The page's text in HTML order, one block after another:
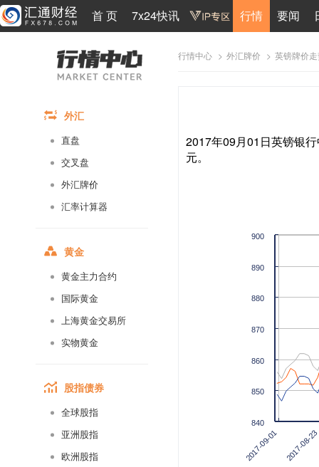
首 页 7x24快讯 行情 要闻
外汇
直盘
交叉盘
外汇牌价
汇率计算器
黄金
黄金主力合约
国际黄金
上海黄金交易所
实物黄金
股指债券
全球股指
亚洲股指
欧洲股指
行情中心 > 外汇牌价 > 英镑牌价
2017年09月01日英镑银
元。
2017-09-01 2017-08-23
840
850
860
870
880
890
900